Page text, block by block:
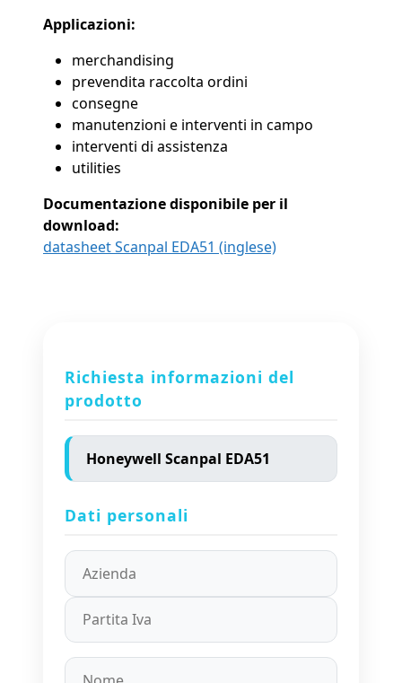
Applicazioni:
merchandising
prevendita raccolta ordini
consegne
manutenzioni e interventi in campo
interventi di assistenza
utilities
Documentazione disponibile per il
download:
datasheet Scanpal EDA51 (inglese)
Richiesta informazioni del
prodotto
Dati personali